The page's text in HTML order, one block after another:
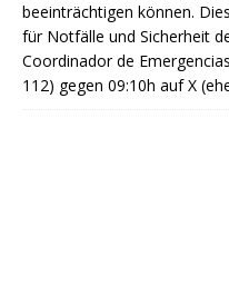
beeinträchtigen können.
für Notfälle und Sicherheit
Coordinador de
112) gegen 09:10h auf X